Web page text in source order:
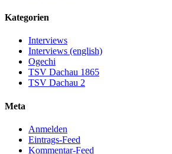
Kategorien
Interviews
Interviews (english)
Ogechi
TSV Dachau 1865
TSV Dachau 2
Meta
Anmelden
Eintrags-Feed
Kommentar-Feed